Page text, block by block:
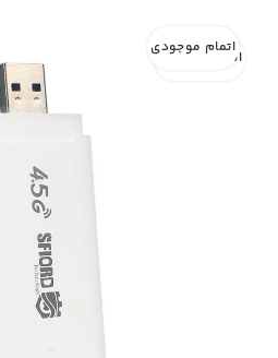
اتمام موجودی
اتمام موجودی